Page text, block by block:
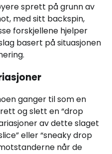
sprett på grunn av
med sitt backspin,
forskjellene hjelper
basert på situasjonen
ganger til som en
og slett en “drop
av dette slaget
eller “sneaky drop
når de